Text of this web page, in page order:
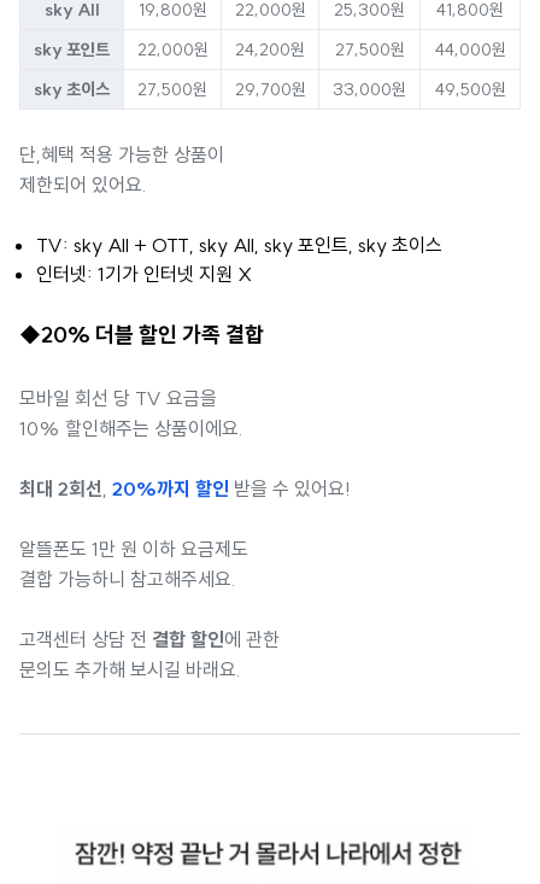
sky All
19,800원 22,000원 25,300원
41,800원
sky 포인트
22,000원 24,200원 27,500원
44,000원
sky 초이스
27,500원 29,700원 33,000원 49,500원
단,혜택 적용 가능한 상품이
제한되어 있어요.
TV: sky All + OTT, sky All, sky 포인트, sky 초이스
인터넷: 1기가 인터넷 지원 X
◆20% 더블 할인 가족 결합
모바일 회선 당 TV 요금을
10% 할인해주는 상품이에요.
최대 2회선 20%까지 할인 받을 수 있어요!
알뜰폰도 1만 원 이하 요금제도
결합 가능하니 참고해주세요.
고객센터 상담 전 결합 할인에 관한
문의도 추가해 보시길 바래요.